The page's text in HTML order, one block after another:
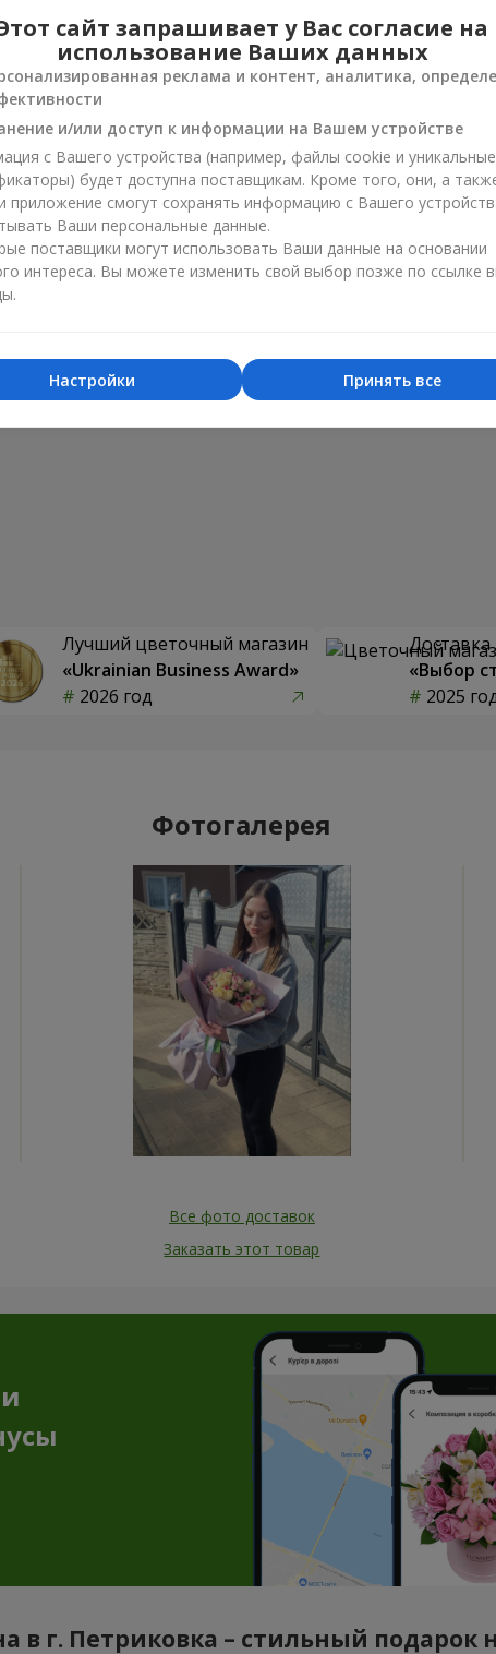
Заказать 55 816 грн
Лучший цветочный магазин
«Ukrainian Business Award»
2026 год
«Выбор
2025
Фотогалерея
Все фото доставок
Заказать этот товар
в г. Петриковка – стильный подарок
сайт запрашивает у Вас согласие на
использование Ваших данных
реклама и контент, аналитика,
и/или доступ к информации на Вашем устройстве
с Вашего устройства (например, файлы cookie и уникальные
будет доступна поставщикам. Кроме того, они, а
приложение смогут сохранять информацию с Вашего
Ваши персональные данные.
поставщики могут использовать Ваши данные на основании
интереса. Вы можете изменить свой выбор позже по ссылке
Принять все
Настройки